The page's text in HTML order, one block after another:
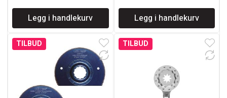
pris
var:
kr 605.
pris
er:
kr 475.
Legg i handlekurv
pris
var:
kr 334.
pris
er:
kr 260.
Legg i handlekurv
TILBUD TILBUD